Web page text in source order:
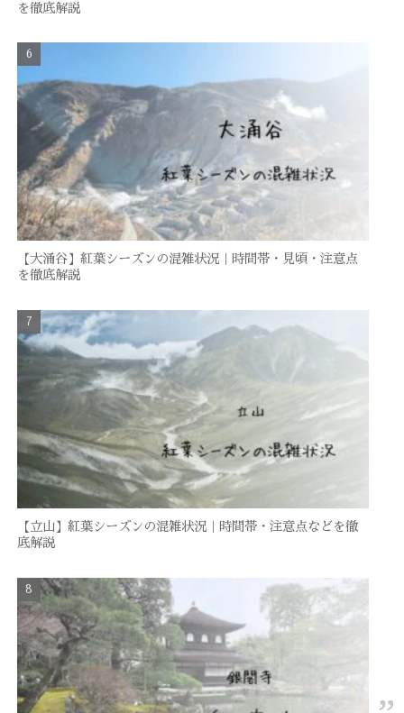
を徹底解説
【大涌谷】紅葉シーズンの混雑状況｜時間帯・見頃・注意点
を徹底解説
【立山】紅葉シーズンの混雑状況｜時間帯・注意点などを徹
底解説